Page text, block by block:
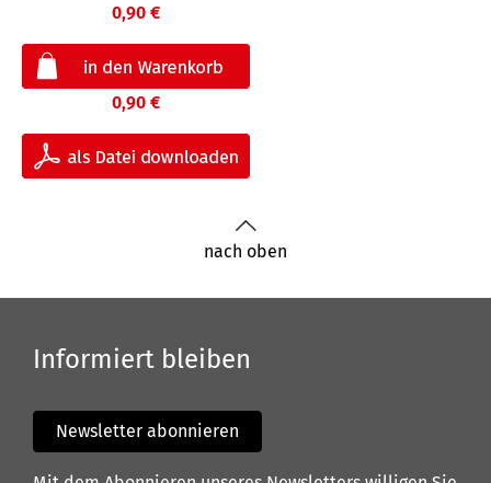
0,90 €
0,90 €
nach oben
Informiert bleiben
Newsletter abonnieren